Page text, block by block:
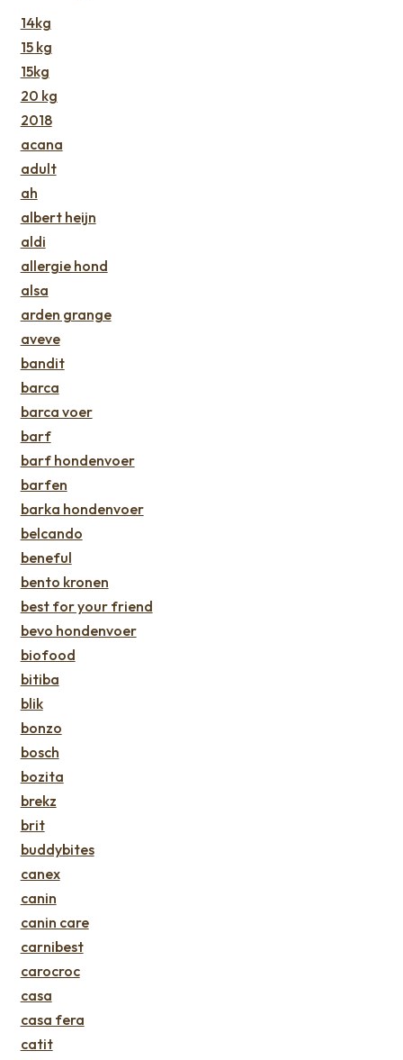
14kg
15 kg
15kg
20 kg
2018
acana
adult
ah
albert heijn
aldi
allergie hond
alsa
arden grange
aveve
bandit
barca
barca voer
barf
barf hondenvoer
barfen
barka hondenvoer
belcando
beneful
bento kronen
best for your friend
bevo hondenvoer
biofood
bitiba
blik
bonzo
bosch
bozita
brekz
brit
buddybites
canex
canin
canin care
carnibest
carocroc
casa
casa fera
catit